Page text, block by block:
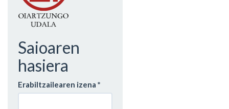
Saioaren
hasiera
Erabiltzailearen izena *